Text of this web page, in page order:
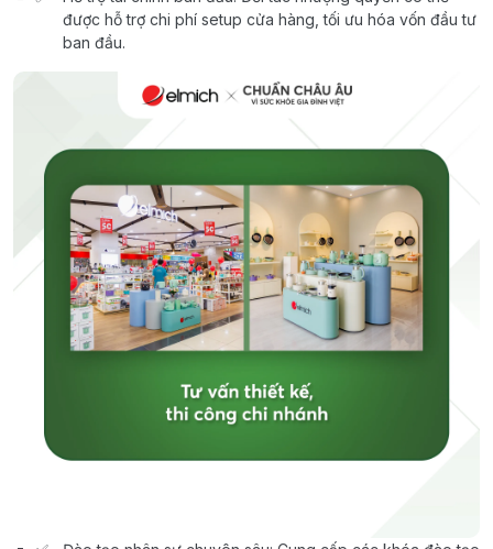
được hỗ trợ chi phí setup cửa hàng, tối ưu hóa vốn đầu tư
ban đầu.